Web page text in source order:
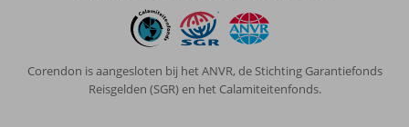
Corendon is aangesloten bij het ANVR, de Stichting Garantiefonds
Reisgelden (SGR) en het Calamiteitenfonds.